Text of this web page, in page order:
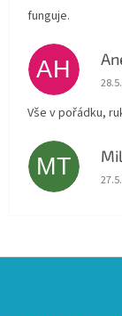
funguje.
AH
Vše v pořádku,
MT